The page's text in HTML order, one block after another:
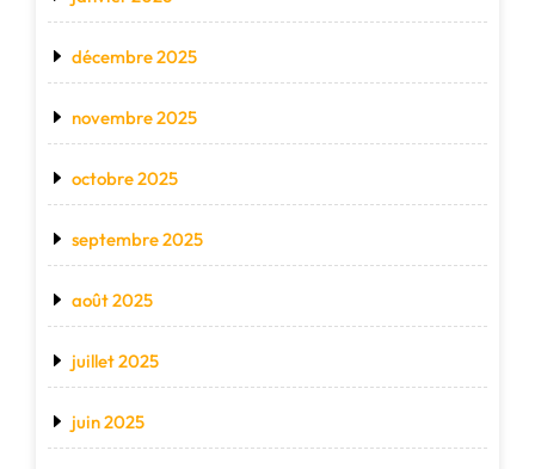
décembre 2025
novembre 2025
octobre 2025
septembre 2025
août 2025
juillet 2025
juin 2025